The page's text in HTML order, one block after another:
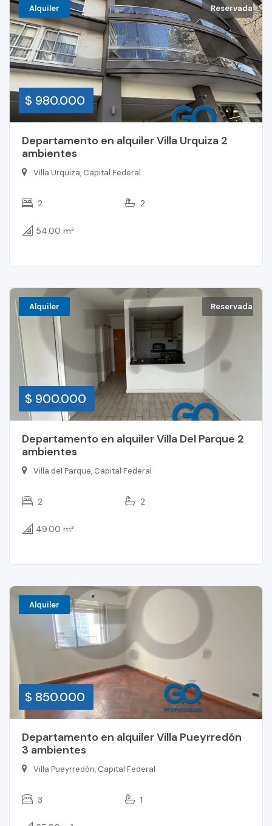
Alquiler Reservada
$ 980.000
Departamento en alquiler Villa Urquiza 2
ambientes
Villa Urquiza, Capital Federal
2 2
54.00 m²
Alquiler Reservada
$ 900.000
Departamento en alquiler Villa Del Parque 2
ambientes
Villa del Parque, Capital Federal
2 2
49.00 m²
Alquiler
$ 850.000
Departamento en alquiler Villa Pueyrredón
3 ambientes
Villa Pueyrredón, Capital Federal
3 1